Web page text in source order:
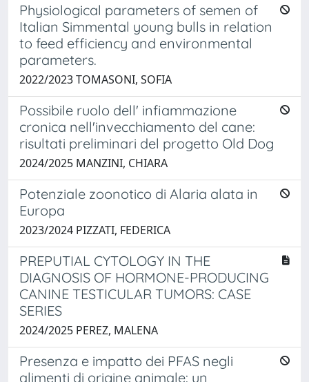
Physiological parameters of semen of
Italian Simmental young bulls in relation
to feed efficiency and environmental
parameters.
2022/2023 TOMASONI, SOFIA
Possibile ruolo dell' infiammazione
cronica nell'invecchiamento del cane:
risultati preliminari del progetto Old Dog
2024/2025 MANZINI, CHIARA
Potenziale zoonotico di Alaria alata in
Europa
2023/2024 PIZZATI, FEDERICA
PREPUTIAL CYTOLOGY IN THE
DIAGNOSIS OF HORMONE-PRODUCING
CANINE TESTICULAR TUMORS: CASE
SERIES
2024/2025 PEREZ, MALENA
Presenza e impatto dei PFAS negli
alimenti di origine animale: un